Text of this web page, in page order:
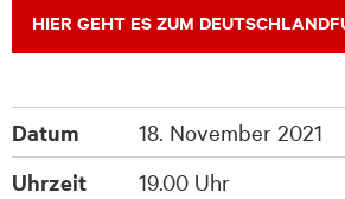
HIER GEHT ES ZUM
Datum 18. November 2021
Uhrzeit 19.00 Uhr